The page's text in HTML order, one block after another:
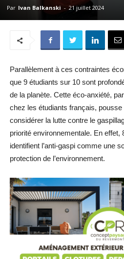
Par Ivan Balkanski - 21 juillet 2024
Parallèlement à ces contraintes
que 9 étudiants sur 10 sont
de la planète. Cette éco-anxiété,
chez les étudiants français, pousse
considérer la lutte contre le
priorité environnementale. En effet,
identifient l’anti-gaspi comme une
protection de l’environnement.